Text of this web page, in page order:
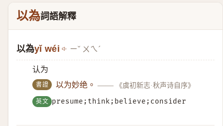
以為詞語解釋
以為yǐ wéi ㄧˇ ㄨㄟˊ
认为
書證 以为妙绝。 —— 《虞初新志·秋声诗自序》
英文 presume;think;believe;consider